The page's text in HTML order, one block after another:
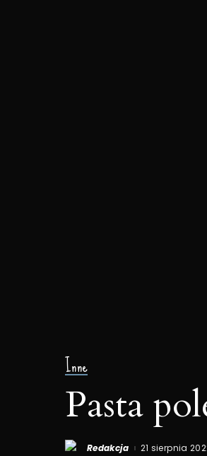
Inne
Pasta
Posted
Redakcja 21 sierpnia